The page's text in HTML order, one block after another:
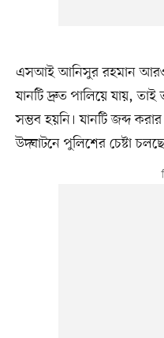
এসআই আনিসুর রহমান আরও
যানটি দ্রুত পালিয়ে যায়, তাই
সম্ভব হয়নি। যানটি জব্দ
উদ্ঘাটনে পুলিশের চেষ্টা